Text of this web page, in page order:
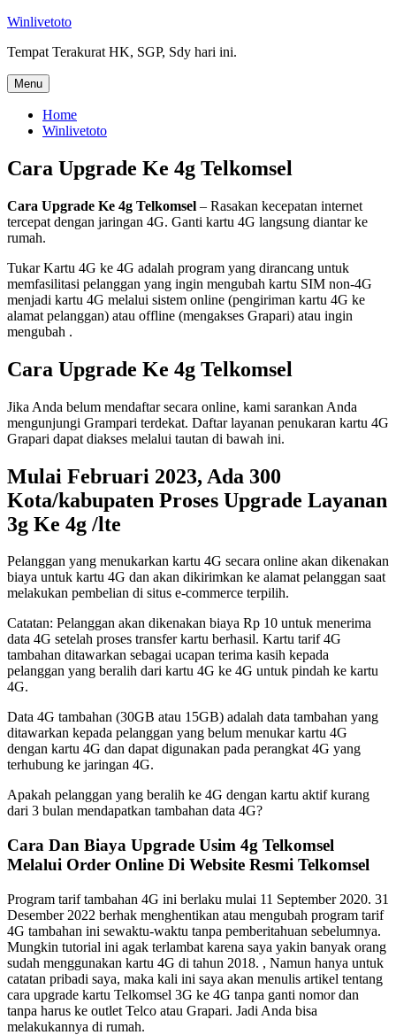
Skip
content
Winlivetoto
Tempat Terakurat HK, SGP, Sdy hari ini.
Menu
Home
Winlivetoto
Cara Upgrade Ke 4g Telkomsel
Cara Upgrade Ke 4g Telkomsel – Rasakan kecepatan internet
tercepat dengan jaringan 4G. Ganti kartu 4G langsung diantar ke
rumah.
Tukar Kartu 4G ke 4G adalah program yang dirancang untuk
memfasilitasi pelanggan yang ingin mengubah kartu SIM non-4G
menjadi kartu 4G melalui sistem online (pengiriman kartu 4G ke
alamat pelanggan) atau offline (mengakses Grapari) atau ingin
mengubah .
Cara Upgrade Ke 4g Telkomsel
Jika Anda belum mendaftar secara online, kami sarankan Anda
mengunjungi Grampari terdekat. Daftar layanan penukaran kartu 4G
Grapari dapat diakses melalui tautan di bawah ini.
Mulai Februari 2023, Ada 300
Kota/kabupaten Proses Upgrade Layanan
3g Ke 4g /lte
Pelanggan yang menukarkan kartu 4G secara online akan dikenakan
biaya untuk kartu 4G dan akan dikirimkan ke alamat pelanggan saat
melakukan pembelian di situs e-commerce terpilih.
Catatan: Pelanggan akan dikenakan biaya Rp 10 untuk menerima
data 4G setelah proses transfer kartu berhasil. Kartu tarif 4G
tambahan ditawarkan sebagai ucapan terima kasih kepada
pelanggan yang beralih dari kartu 4G ke 4G untuk pindah ke kartu
4G.
Data 4G tambahan (30GB atau 15GB) adalah data tambahan yang
ditawarkan kepada pelanggan yang belum menukar kartu 4G
dengan kartu 4G dan dapat digunakan pada perangkat 4G yang
terhubung ke jaringan 4G.
Apakah pelanggan yang beralih ke 4G dengan kartu aktif kurang
dari 3 bulan mendapatkan tambahan data 4G?
Cara Dan Biaya Upgrade Usim 4g Telkomsel
Melalui Order Online Di Website Resmi Telkomsel
Program tarif tambahan 4G ini berlaku mulai 11 September 2020. 31
Desember 2022 berhak menghentikan atau mengubah program tarif
4G tambahan ini sewaktu-waktu tanpa pemberitahuan sebelumnya.
Mungkin tutorial ini agak terlambat karena saya yakin banyak orang
sudah menggunakan kartu 4G di tahun 2018. , Namun hanya untuk
catatan pribadi saya, maka kali ini saya akan menulis artikel tentang
cara upgrade kartu Telkomsel 3G ke 4G tanpa ganti nomor dan
tanpa harus ke outlet Telco atau Grapari. Jadi Anda bisa
melakukannya di rumah.